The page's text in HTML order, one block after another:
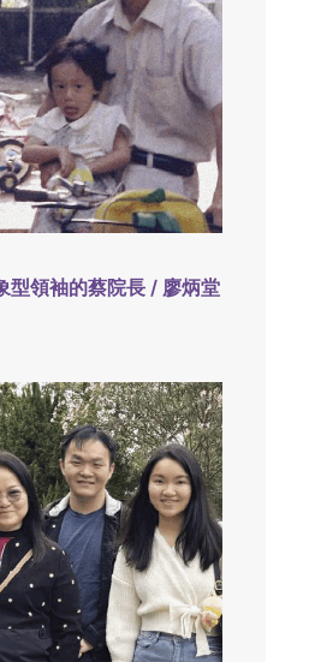
型領袖的蔡院長 / 廖炳堂